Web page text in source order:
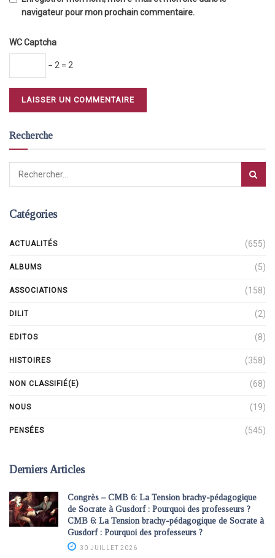
navigateur pour mon prochain commentaire.
WC Captcha
− 2 = 2
Recherche
Catégories
ACTUALITÉS (655)
ALBUMS (5)
ASSOCIATIONS (158)
DILIT (2)
EDITOS (8)
HISTOIRES (358)
NON CLASSIFIÉ(E) (68)
NOUS (19)
PENSÉES (545)
Derniers Articles
Congrès – CMB 6: La Tension brachy-pédagogique
de Socrate à Gusdorf : Pourquoi des professeurs ?
CMB 6: La Tension brachy-pédagogique de Socrate à
Gusdorf : Pourquoi des professeurs ?
30 JUILLET 2026